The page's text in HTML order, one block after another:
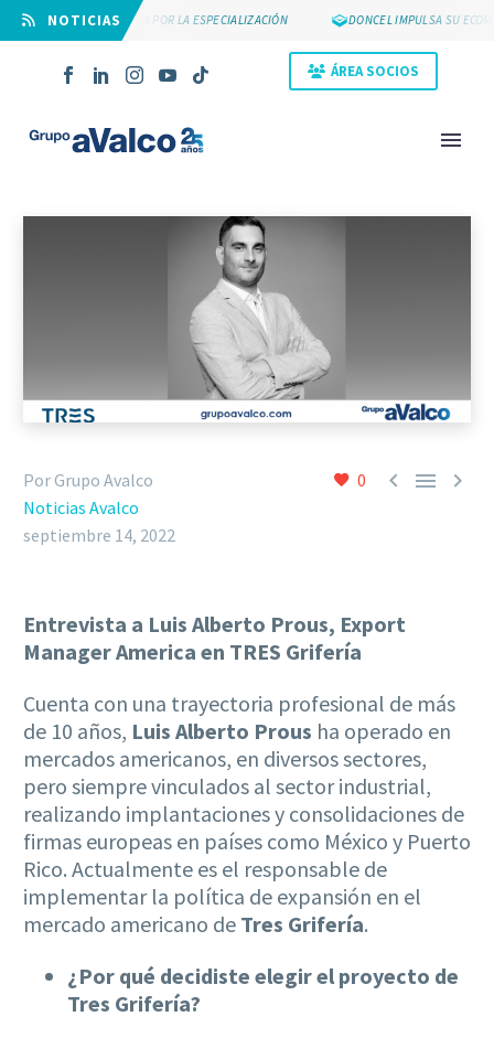
⠀NOTICIAS
SUYCAL 2000 APUESTA POR LA ESPECIALIZACIÓN DONCEL IMPULSA SU
ÁREA SOCIOS
0   
Por Grupo Avalco
Noticias Avalco
septiembre 14, 2022
Entrevista a Luis Alberto Prous, Export
Manager America en TRES Grifería
Cuenta con una trayectoria profesional de más
de 10 años, Luis Alberto Prous ha operado en
mercados americanos, en diversos sectores,
pero siempre vinculados al sector industrial,
realizando implantaciones y consolidaciones de
firmas europeas en países como México y Puerto
Rico. Actualmente es el responsable de
implementar la política de expansión en el
mercado americano de Tres Grifería.
¿Por qué decidiste elegir el proyecto de
Tres Grifería?